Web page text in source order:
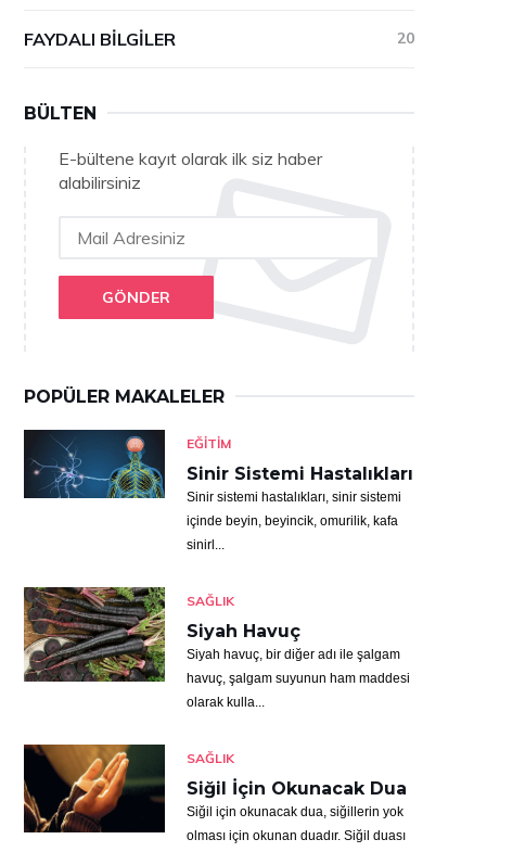
FAYDALI BILGILER 20
BÜLTEN
E-bültene kayıt olarak ilk siz haber
alabilirsiniz
GÖNDER
POPÜLER MAKALELER
EĞITIM
Sinir Sistemi Hastalıkları
Sinir sistemi hastalıkları, sinir sistemi
içinde beyin, beyincik, omurilik, kafa
sinirl...
SAĞLIK
Siyah Havuç
Siyah havuç, bir diğer adı ile şalgam
havuç, şalgam suyunun ham maddesi
olarak kulla...
SAĞLIK
Siğil İçin Okunacak Dua
Siğil için okunacak dua, siğillerin yok
olması için okunan duadır. Siğil duası